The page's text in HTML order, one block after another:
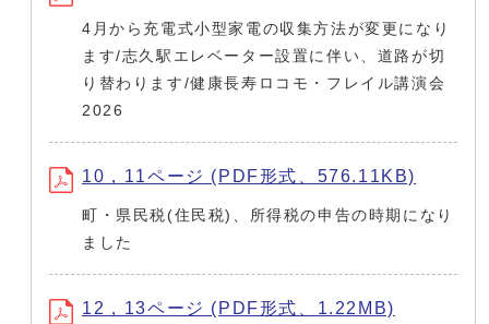
4月から充電式小型家電の収集方法が変更になり
ます/志久駅エレベーター設置に伴い、道路が切
り替わります/健康長寿ロコモ・フレイル講演会
2026
10，11ページ (PDF形式、576.11KB)
町・県民税(住民税)、所得税の申告の時期になり
ました
12，13ページ (PDF形式、1.22MB)